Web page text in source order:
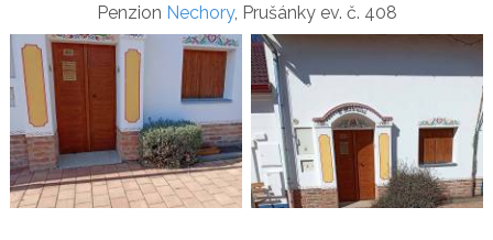
Penzion Nechory, Prušánky ev. č. 408